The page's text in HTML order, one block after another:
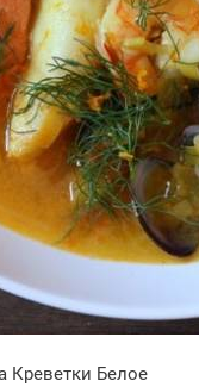
Креветки Белое